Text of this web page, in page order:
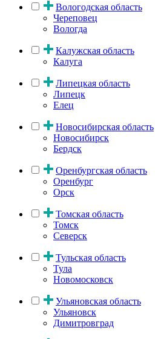
Вологодская область
Череповец
Вологда
Калужская область
Калуга
Липецкая область
Липецк
Елец
Новосибирская область
Новосибирск
Бердск
Оренбургская область
Оренбург
Орск
Томская область
Томск
Северск
Тульская область
Тула
Новомосковск
Ульяновская область
Ульяновск
Димитровград